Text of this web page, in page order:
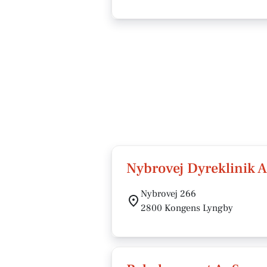
Nybrovej Dyreklinik
Nybrovej 266
2800 Kongens Lyngby